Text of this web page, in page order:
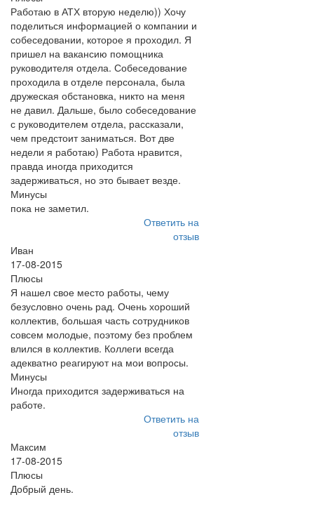
Работаю в АТХ вторую неделю)) Хочу
поделиться информацией о компании и
собеседовании, которое я проходил. Я
пришел на вакансию помощника
руководителя отдела. Собеседование
проходила в отделе персонала, была
дружеская обстановка, никто на меня
не давил. Дальше, было собеседование
с руководителем отдела, рассказали,
чем предстоит заниматься. Вот две
недели я работаю) Работа нравится,
правда иногда приходится
задерживаться, но это бывает везде.
Минусы
пока не заметил.
Ответить на
отзыв
Иван
17-08-2015
Плюсы
Я нашел свое место работы, чему
безусловно очень рад. Очень хороший
коллектив, большая часть сотрудников
совсем молодые, поэтому без проблем
влился в коллектив. Коллеги всегда
адекватно реагируют на мои вопросы.
Минусы
Иногда приходится задерживаться на
работе.
Ответить на
отзыв
Максим
17-08-2015
Плюсы
Добрый день.